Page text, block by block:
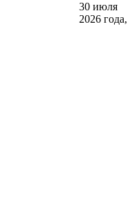
30 июля
2026 года,